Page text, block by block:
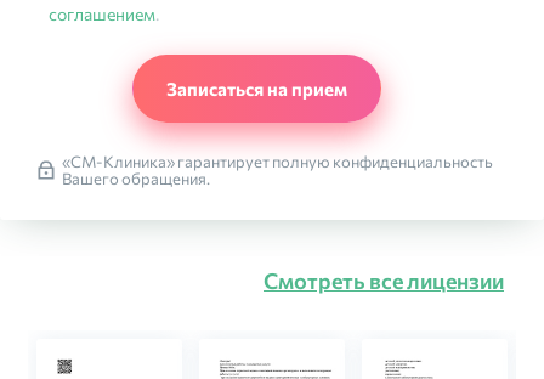
соглашением.
«СМ-Клиника» гарантирует полную конфиденциальность
Вашего обращения.
Смотреть все лицензии